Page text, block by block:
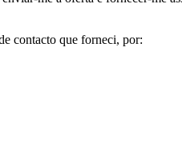
contacto que forneci, por: